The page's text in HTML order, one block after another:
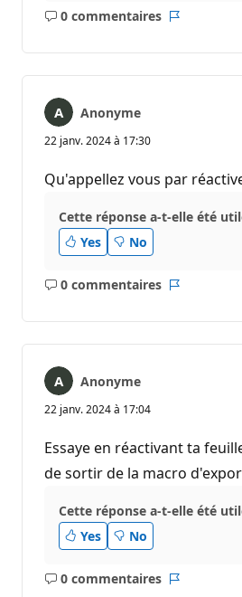
0 commentaires
Aucun
Anonyme
22 janv. 2024 à 17:30
Qu'appellez vous par
Cette réponse a-t-elle été
Yes
No
0 commentaires
Aucun
Anonyme
22 janv. 2024 à 17:04
Essaye en réactivant ta
de sortir de la macro
Cette réponse a-t-elle été
Yes
No
0 commentaires
Aucun